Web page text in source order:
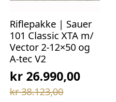
Riflepakke | Sauer
101 Classic XTA m/
Vector 2-12×50 og
A-tec V2
kr38.123,00
Opprinnelig
kr 26.990,00
Nåværende